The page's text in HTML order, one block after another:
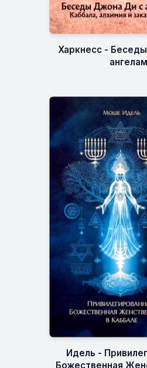
Харкнесс -
Идель -
Божественная